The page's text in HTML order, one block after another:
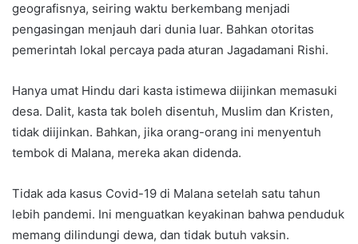
geografisnya, seiring waktu berkembang menjadi
pengasingan menjauh dari dunia luar. Bahkan otoritas
pemerintah lokal percaya pada aturan Jagadamani Rishi.
Hanya umat Hindu dari kasta istimewa diijinkan memasuki
desa. Dalit, kasta tak boleh disentuh, Muslim dan Kristen,
tidak diijinkan. Bahkan, jika orang-orang ini menyentuh
tembok di Malana, mereka akan didenda.
Tidak ada kasus Covid-19 di Malana setelah satu tahun
lebih pandemi. Ini menguatkan keyakinan bahwa penduduk
memang dilindungi dewa, dan tidak butuh vaksin.